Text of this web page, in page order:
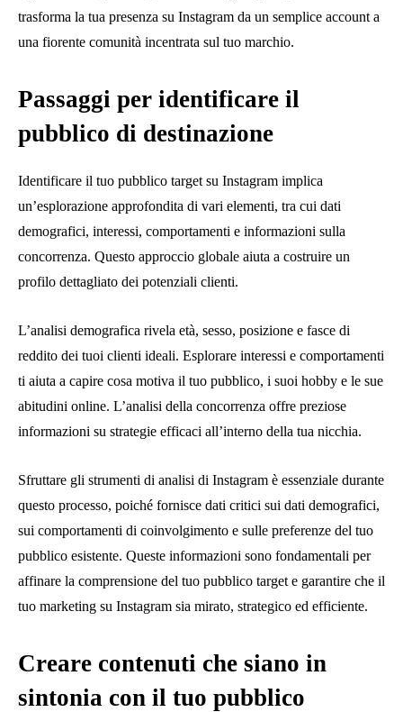
trasforma la tua presenza su Instagram da un semplice account a
una fiorente comunità incentrata sul tuo marchio.
Passaggi per identificare il
pubblico di destinazione
Identificare il tuo pubblico target su Instagram implica
un’esplorazione approfondita di vari elementi, tra cui dati
demografici, interessi, comportamenti e informazioni sulla
concorrenza. Questo approccio globale aiuta a costruire un
profilo dettagliato dei potenziali clienti.
L’analisi demografica rivela età, sesso, posizione e fasce di
reddito dei tuoi clienti ideali. Esplorare interessi e comportamenti
ti aiuta a capire cosa motiva il tuo pubblico, i suoi hobby e le sue
abitudini online. L’analisi della concorrenza offre preziose
informazioni su strategie efficaci all’interno della tua nicchia.
Sfruttare gli strumenti di analisi di Instagram è essenziale durante
questo processo, poiché fornisce dati critici sui dati demografici,
sui comportamenti di coinvolgimento e sulle preferenze del tuo
pubblico esistente. Queste informazioni sono fondamentali per
affinare la comprensione del tuo pubblico target e garantire che il
tuo marketing su Instagram sia mirato, strategico ed efficiente.
Creare contenuti che siano in
sintonia con il tuo pubblico